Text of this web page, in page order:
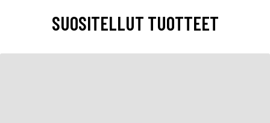
SUOSITELLUT TUOTTEET